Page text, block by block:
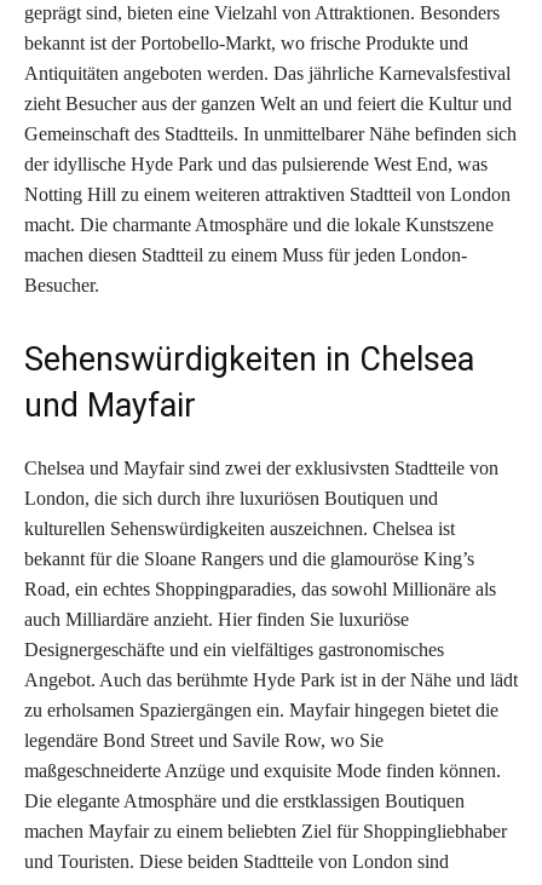
geprägt sind, bieten eine Vielzahl von Attraktionen. Besonders
bekannt ist der Portobello-Markt, wo frische Produkte und
Antiquitäten angeboten werden. Das jährliche Karnevalsfestival
zieht Besucher aus der ganzen Welt an und feiert die Kultur und
Gemeinschaft des Stadtteils. In unmittelbarer Nähe befinden sich
der idyllische Hyde Park und das pulsierende West End, was
Notting Hill zu einem weiteren attraktiven Stadtteil von London
macht. Die charmante Atmosphäre und die lokale Kunstszene
machen diesen Stadtteil zu einem Muss für jeden London-
Besucher.
Sehenswürdigkeiten in Chelsea
und Mayfair
Chelsea und Mayfair sind zwei der exklusivsten Stadtteile von
London, die sich durch ihre luxuriösen Boutiquen und
kulturellen Sehenswürdigkeiten auszeichnen. Chelsea ist
bekannt für die Sloane Rangers und die glamouröse King’s
Road, ein echtes Shoppingparadies, das sowohl Millionäre als
auch Milliardäre anzieht. Hier finden Sie luxuriöse
Designergeschäfte und ein vielfältiges gastronomisches
Angebot. Auch das berühmte Hyde Park ist in der Nähe und lädt
zu erholsamen Spaziergängen ein. Mayfair hingegen bietet die
legendäre Bond Street und Savile Row, wo Sie
maßgeschneiderte Anzüge und exquisite Mode finden können.
Die elegante Atmosphäre und die erstklassigen Boutiquen
machen Mayfair zu einem beliebten Ziel für Shoppingliebhaber
und Touristen. Diese beiden Stadtteile von London sind